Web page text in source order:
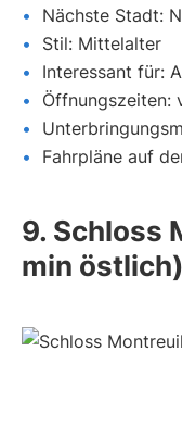
Nächste Stadt:
Stil: Mittelalter
Interessant für:
Öffnungszeiten:
Fahrpläne auf
9. Schloss
min östlich)